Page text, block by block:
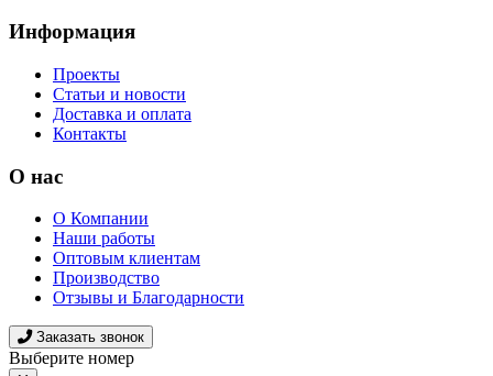
Информация
Проекты
Статьи и новости
Доставка и оплата
Контакты
О нас
О Компании
Наши работы
Оптовым клиентам
Производство
Отзывы и Благодарности
Заказать звонок
Выберите номер